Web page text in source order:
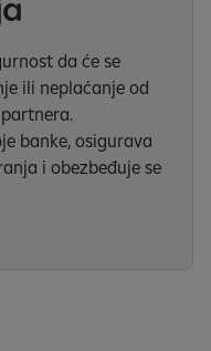
da će se
ili neplaćanje od
banke, osigurava
i obezbeđuje se